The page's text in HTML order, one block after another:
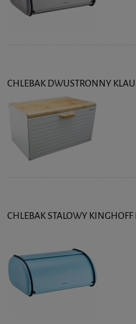
CHLEBAK DWUSTRONNY
CHLEBAK STALOWY